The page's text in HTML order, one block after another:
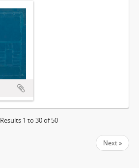
Results 1 to 30 of 50
Next »